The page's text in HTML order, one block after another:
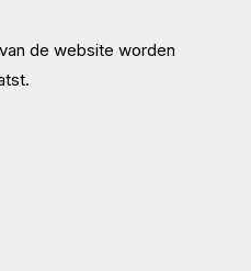
de website worden